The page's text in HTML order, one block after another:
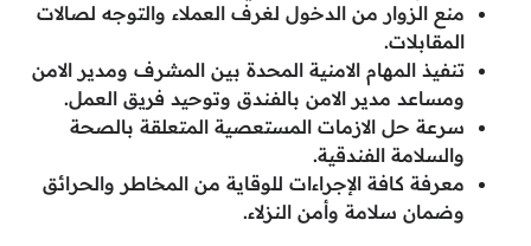
منع الزوار من الدخول لغرف العملاء والتوجه لصالات
المقابلات.
تنفيذ المهام الامنية المحدة بين المشرف ومدير الامن
ومساعد مدير الامن بالفندق وتوحيد فريق العمل.
سرعة حل الازمات المستعصية المتعلقة بالصحة
والسلامة الفندقية.
معرفة كافة الإجراءات للوقاية من المخاطر والحرائق
وضمان سلامة وأمن النزلاء.